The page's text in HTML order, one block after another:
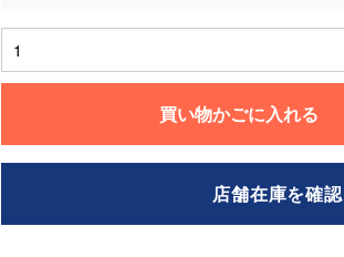
買い物かごに入れる
店舗在庫を確認